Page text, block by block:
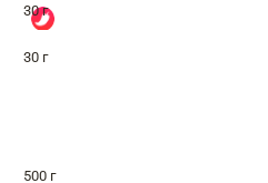
30 г
30 г
500 г